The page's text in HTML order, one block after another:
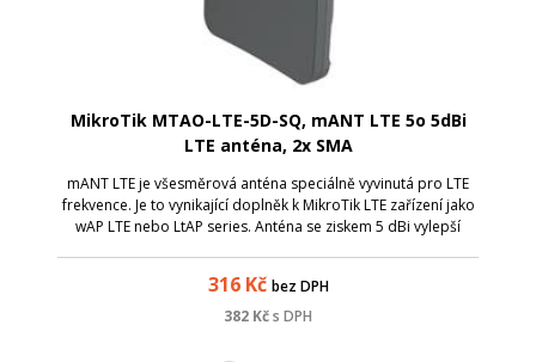
MikroTik MTAO-LTE-5D-SQ, mANT LTE 5o 5dBi
LTE anténa, 2x SMA
mANT LTE je všesměrová anténa speciálně vyvinutá pro LTE
frekvence. Je to vynikající doplněk k MikroTik LTE zařízení jako
wAP LTE nebo LtAP series. Anténa se ziskem 5 dBi vylepší
316Kč bez DPH
382 Kčs DPH